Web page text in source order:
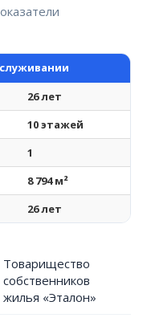
26 лет
10 этажей
1
8 794 м²
26 лет
Товарищество
собственников
жилья «Эталон»